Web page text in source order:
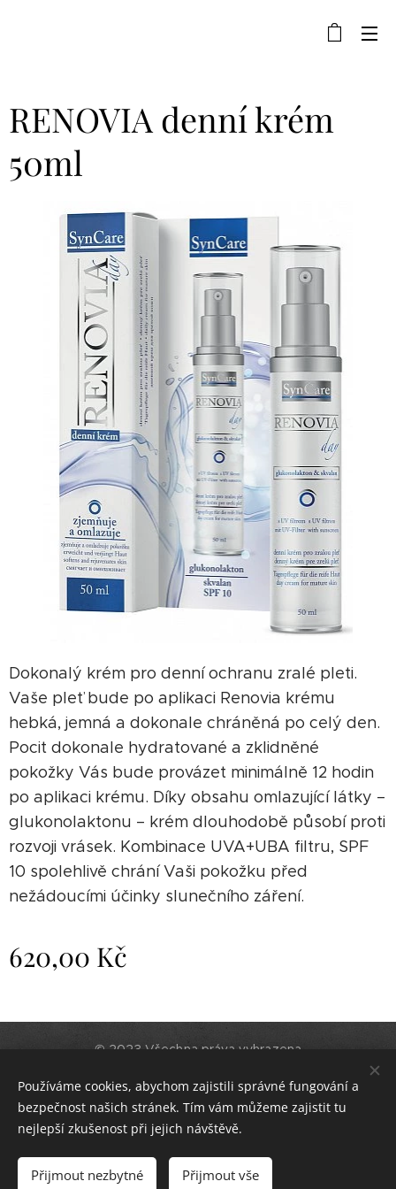
RENOVIA denní krém
50ml
Dokonalý krém pro denní ochranu zralé pleti.
Vaše pleť bude po aplikaci Renovia krému
hebká, jemná a dokonale chráněná po celý den.
Pocit dokonale hydratované a zklidněné
pokožky Vás bude provázet minimálně 12 hodin
po aplikaci krému. Díky obsahu omlazující látky –
glukonolaktonu – krém dlouhodobě působí proti
rozvoji vrásek. Kombinace UVA+UBA filtru, SPF
10 spolehlivě chrání Vaši pokožku před
nežádoucími účinky slunečního záření.
620,00 Kč
Do košíku
© 2023 Všechna práva vyhrazena
Gemmis
Vytvořeno službouWebnode Cookies
Používáme cookies, abychom zajistili správné fungování a
bezpečnost našich stránek. Tím vám můžeme zajistit tu
nejlepší zkušenost při jejich návštěvě.
Přijmout nezbytné Přijmout vše